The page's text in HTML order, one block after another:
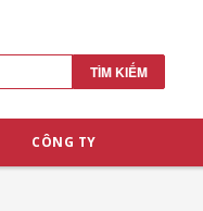
TÌM KIẾM
CÔNG TY